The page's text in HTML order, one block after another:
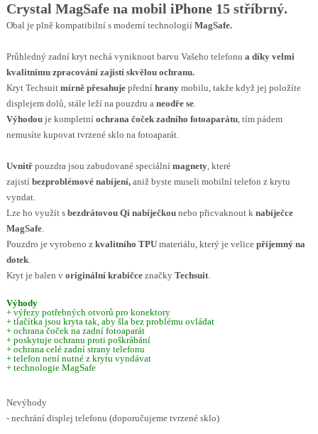
Crystal MagSafe na mobil iPhone 15 stříbrný.
Obal je plně kompatibilní s moderní technologií MagSafe.
Průhledný zadní kryt nechá vyniknout barvu Vašeho telefonu a díky velmi
kvalitnímu zpracování zajistí skvělou ochranu.
Kryt Techsuit mírně přesahujepřední hrany mobilu, takže když jej položíte
displejem dolů, stále leží na pouzdru a neodře se.
Výhodou je kompletní ochrana čoček zadního fotoaparátu, tím pádem
nemusíte kupovat tvrzené sklo na fotoaparát.
Uvnitř pouzdra jsou zabudované speciální magnety, které
zajistí bezproblémové nabíjení, aniž byste museli mobilní telefon z krytu
vyndat.
Lze ho využít sbezdrátovou Qi nabíječkounebo přicvaknout k nabíječce
MagSafe.
Pouzdro je vyrobeno z kvalitního TPUmateriálu, který je velicepříjemný na
dotek.
Kryt je balen v originální krabičce značky Techsuit.
Výhody
+ výřezy potřebných otvorů pro konektory
+ tlačítka jsou kryta tak, aby šla bez problému ovládat
+ ochrana čoček na zadní fotoaparát
+ poskytuje ochranu proti poškrábání
+ ochrana celé zadní strany telefonu
+ telefon není nutné z krytu vyndávat
+ technologie MagSafe
Nevýhody
- nechrání displej telefonu (doporučujeme tvrzené sklo)